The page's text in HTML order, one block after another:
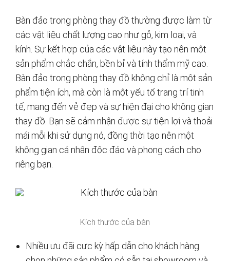
Bàn đảo trong phòng thay đồ thường được làm từ
các vật liệu chất lượng cao như gỗ, kim loại, và
kính. Sự kết hợp của các vật liệu này tạo nên một
sản phẩm chắc chắn, bền bỉ và tính thẩm mỹ cao.
Bàn đảo trong phòng thay đồ không chỉ là một sản
phẩm tiện ích, mà còn là một yếu tố trang trí tinh
tế, mang đến vẻ đẹp và sự hiện đại cho không gian
thay đồ. Bạn sẽ cảm nhận được sự tiện lợi và thoải
mái mỗi khi sử dụng nó, đồng thời tạo nên một
không gian cá nhân độc đáo và phong cách cho
riêng bạn.
Kích thước của bàn
Nhiều ưu đãi cực kỳ hấp dẫn cho khách hàng